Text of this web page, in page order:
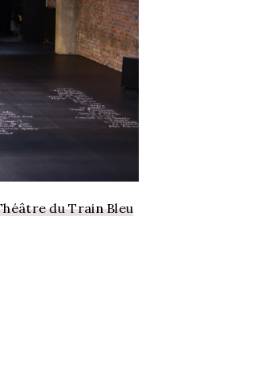
du Train Bleu